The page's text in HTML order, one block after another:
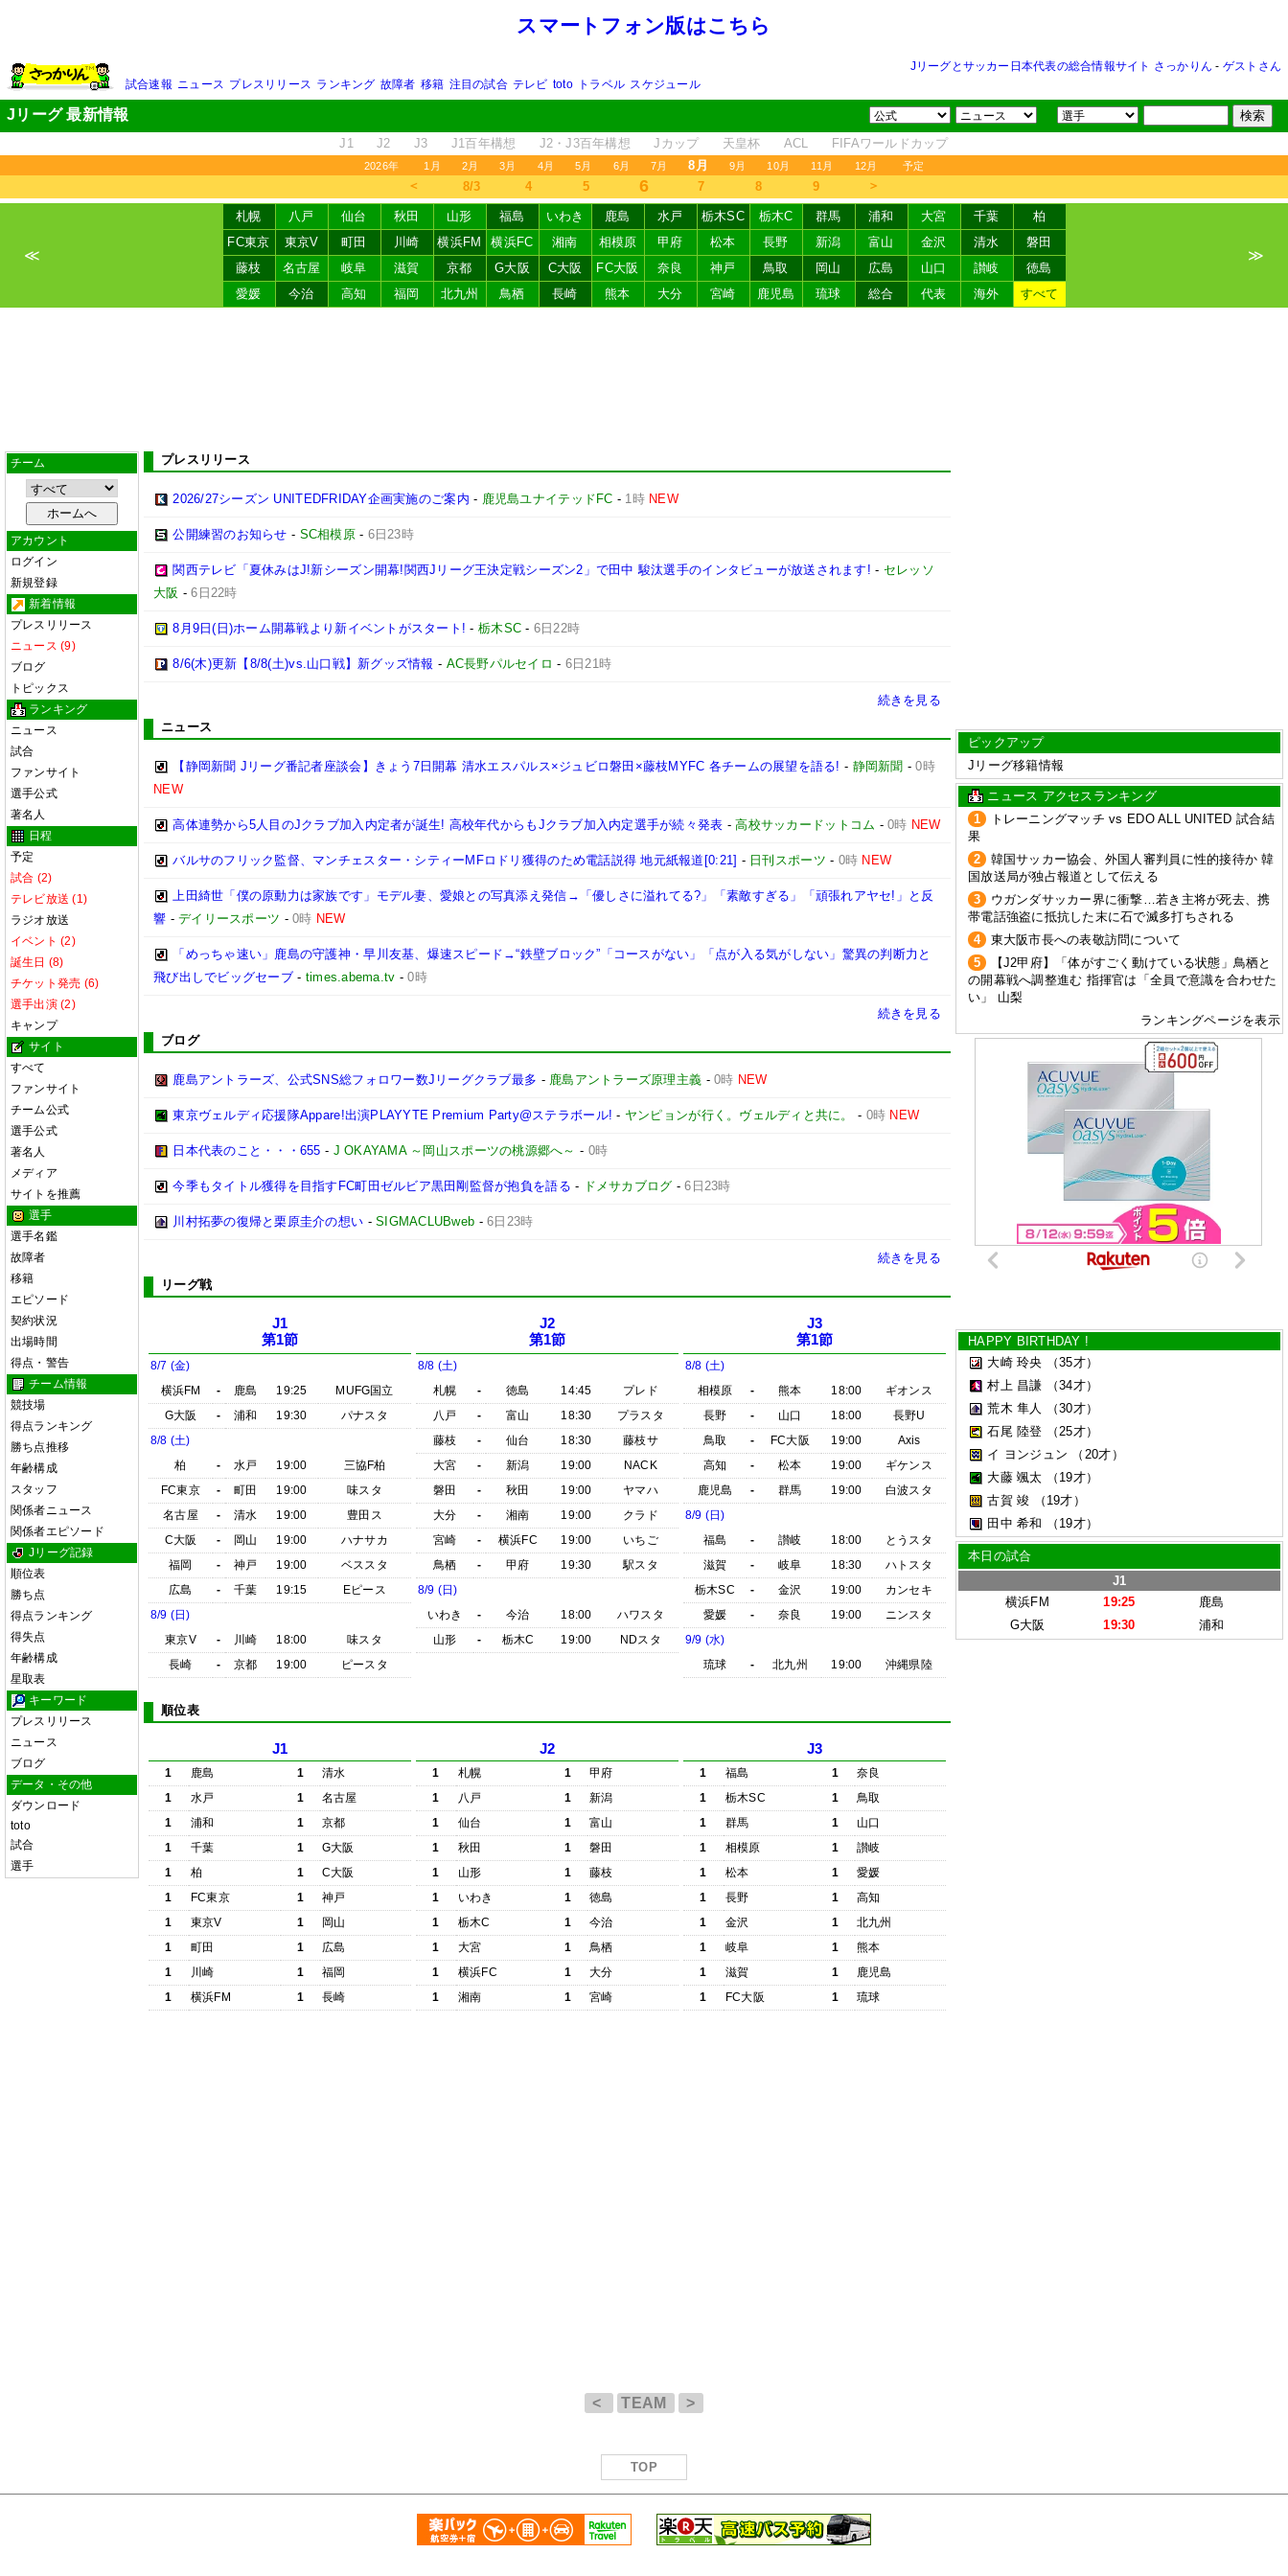
スマートフォン版はこちら
Jリーグとサッカー日本代表の総合情報サイト さっかりん - ゲストさん
試合速報 ニュース プレスリリース ランキング 故障者 移籍 注目の試合 テレビ toto トラベル スケジュール
Jリーグ 最新情報
J1 J2 J3 J1百年構想 J2・J3百年構想 Jカップ 天皇杯 ACL FIFAワールドカップ
2026年 1月 2月 3月 4月 5月 6月 7月 8月 9月 10月 11月 12月 予定
＜ 8/3 4 5 6 7 8 9 ＞
≪
札幌 八戸 仙台 秋田 山形 福島 いわき 鹿島 水戸 栃木SC 栃木C 群馬 浦和 大宮 千葉
柏
FC東京
東京V 町田 川崎 横浜FM 横浜FC 湘南 相模原 甲府 松本 長野 新潟 富山 金沢 清水
磐田
藤枝
名古屋 岐阜 滋賀 京都 G大阪 C大阪 FC大阪 奈良 神戸 鳥取 岡山 広島 山口 讃岐
徳島
愛媛
今治 高知 福岡 北九州 鳥栖 長崎 熊本 大分 宮崎 鹿児島 琉球 総合 代表 海外 すべて
≫
チーム
アカウント
ログイン
新規登録
新着情報
プレスリリース
ニュース (9)
ブログ
トピックス
ランキング
ニュース
試合
ファンサイト
選手公式
著名人
日程
予定
試合 (2)
テレビ放送 (1)
ラジオ放送
イベント (2)
誕生日 (8)
チケット発売 (6)
選手出演 (2)
キャンプ
サイト
すべて
ファンサイト
チーム公式
選手公式
著名人
メディア
サイトを推薦
選手
選手名鑑
故障者
移籍
エピソード
契約状況
出場時間
得点・警告
チーム情報
競技場
得点ランキング
勝ち点推移
年齢構成
スタッフ
関係者ニュース
関係者エピソード
Jリーグ記録
順位表
勝ち点
得点ランキング
得失点
年齢構成
星取表
キーワード
プレスリリース
ニュース
ブログ
データ・その他
ダウンロード
toto
試合
選手
プレスリリース
2026/27シーズン UNITEDFRIDAY企画実施のご案内 - 鹿児島ユナイテッドFC - 1時 NEW
公開練習のお知らせ - SC相模原- 6日23時
関西テレビ「夏休みはJ!新シーズン開幕!関西Jリーグ王決定戦シーズン2」で田中 駿汰選手のインタビューが放送されます! - セレッソ
大阪 -6日22時
8月9日(日)ホーム開幕戦より新イベントがスタート! -栃木SC - 6日22時
8/6(木)更新【8/8(土)vs.山口戦】新グッズ情報 - AC長野パルセイロ - 6日21時
続きを見る
ニュース
【静岡新聞 Jリーグ番記者座談会】きょう7日開幕 清水エスパルス×ジュビロ磐田×藤枝MYFC 各チームの展望を語る! - 静岡新聞 -0時
NEW
高体連勢から5人目のJクラブ加入内定者が誕生! 高校年代からもJクラブ加入内定選手が続々発表 -高校サッカードットコム -0時 NEW
バルサのフリック監督、マンチェスター・シティーMFロドリ獲得のため電話説得 地元紙報道[0:21] - 日刊スポーツ - 0時 NEW
上田綺世「僕の原動力は家族です」モデル妻、愛娘との写真添え発信→「優しさに溢れてる?」「素敵すぎる」「頑張れアヤセ!」と反
響 -デイリースポーツ -0時 NEW
「めっちゃ速い」鹿島の守護神・早川友基、爆速スピード→“鉄壁ブロック”「コースがない」「点が入る気がしない」驚異の判断力と
飛び出しでビッグセーブ- times.abema.tv -0時
続きを見る
ブログ
鹿島アントラーズ、公式SNS総フォロワー数Jリーグクラブ最多 - 鹿島アントラーズ原理主義 -0時 NEW
東京ヴェルディ応援隊Appare!出演PLAYYTE Premium Party@ステラボール! - ヤンピョンが行く。ヴェルディと共に。 - 0時 NEW
日本代表のこと・・・655 - J OKAYAMA ～岡山スポーツの桃源郷へ～ - 0時
今季もタイトル獲得を目指すFC町田ゼルビア黒田剛監督が抱負を語る - ドメサカブログ -6日23時
川村拓夢の復帰と栗原圭介の想い -SIGMACLUBweb -6日23時
続きを見る
リーグ戦
J1
第1節
8/7 (金)
横浜FM
- 鹿島 19:25
MUFG国立
G大阪
- 浦和 19:30
パナスタ
8/8 (土)
柏
- 水戸 19:00
三協F柏
FC東京
- 町田 19:00
味スタ
名古屋
- 清水 19:00
豊田ス
C大阪
- 岡山 19:00
ハナサカ
福岡
- 神戸 19:00
ベススタ
広島
- 千葉 19:15
Eピース
8/9 (日)
東京V
- 川崎 18:00
味スタ
長崎
- 京都 19:00 ピースタ
J2
第1節
8/8 (土)
札幌
- 徳島 14:45
プレド
八戸
- 富山 18:30
プラスタ
藤枝
- 仙台 18:30
藤枝サ
大宮
- 新潟 19:00
NACK
磐田
- 秋田 19:00
ヤマハ
大分
- 湘南 19:00
クラド
宮崎
- 横浜FC 19:00
いちご
鳥栖
- 甲府 19:30
駅スタ
8/9 (日)
いわき
- 今治 18:00
ハワスタ
山形
- 栃木C 19:00 NDスタ
J3
第1節
8/8 (土)
相模原
- 熊本 18:00
ギオンス
長野
- 山口 18:00
長野U
鳥取
- FC大阪 19:00
Axis
高知
- 松本 19:00
ギケンス
鹿児島
- 群馬 19:00
白波スタ
8/9 (日)
福島
- 讃岐 18:00
とうスタ
滋賀
- 岐阜 18:30
ハトスタ
栃木SC
- 金沢 19:00
カンセキ
愛媛
- 奈良 19:00
ニンスタ
9/9 (水)
琉球
- 北九州 19:00 沖縄県陸
順位表
J1
1 鹿島 1
清水
1
水戸 1
名古屋
1
浦和 1
京都
1
千葉 1
G大阪
1
柏 1
C大阪
1
FC東京 1
神戸
1
東京V 1
岡山
1
町田 1
広島
1
川崎 1
福岡
1
横浜FM 1 長崎
J2
1 札幌 1
甲府
1
八戸 1
新潟
1
仙台 1
富山
1
秋田 1
磐田
1
山形 1
藤枝
1
いわき 1
徳島
1
栃木C 1
今治
1
大宮 1
鳥栖
1
横浜FC 1
大分
1
湘南 1 宮崎
J3
1 福島 1
奈良
1
栃木SC 1
鳥取
1
群馬 1
山口
1
相模原 1
讃岐
1
松本 1
愛媛
1
長野 1
高知
1
金沢 1
北九州
1
岐阜 1
熊本
1
滋賀 1
鹿児島
1
FC大阪 1 琉球
ピックアップ
Jリーグ移籍情報
ニュース アクセスランキング
1
トレーニングマッチ vs EDO ALL UNITED 試合結
果
2
韓国サッカー協会、外国人審判員に性的接待か 韓
国放送局が独占報道として伝える
3
ウガンダサッカー界に衝撃…若き主将が死去、携
帯電話強盗に抵抗した末に石で滅多打ちされる
4
東大阪市長への表敬訪問について
5
【J2甲府】「体がすごく動けている状態」鳥栖と
の開幕戦へ調整進む 指揮官は「全員で意識を合わせた
い」 山梨
ランキングページを表示
HAPPY BIRTHDAY !
大崎 玲央
（35才）
村上 昌謙
（34才）
荒木 隼人
（30才）
石尾 陸登
（25才）
イ ヨンジュン
（20才）
大藤 颯太
（19才）
古賀 竣
（19才）
田中 希和
（19才）
本日の試合
J1
横浜FM
19:25
鹿島
G大阪
19:30 浦和
< TEAM >
TOP